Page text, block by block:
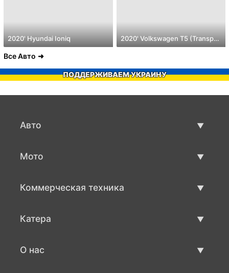
2020' Hyundai Ioniq 2020' Volkswagen T5 (Transporter) pass
Все Авто
ПОДДЕРЖИВАЕМ УКРАИНУ
Авто
Мото
Коммерческая техника
Катера
О нас